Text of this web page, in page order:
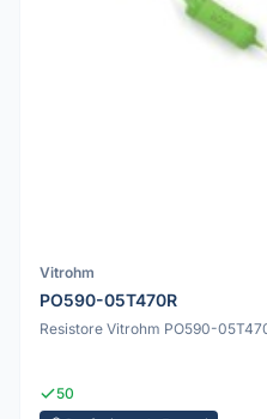
Vitrohm
PO590-05T470R
Resistore Vitrohm PO590-
50